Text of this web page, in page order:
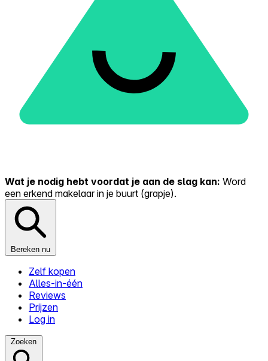
Wat je nodig hebt voordat je aan de slag kan: Word
een erkend makelaar in je buurt (grapje).
Bereken nu
Zelf kopen
Alles-in-één
Reviews
Prijzen
Log in
Zoeken